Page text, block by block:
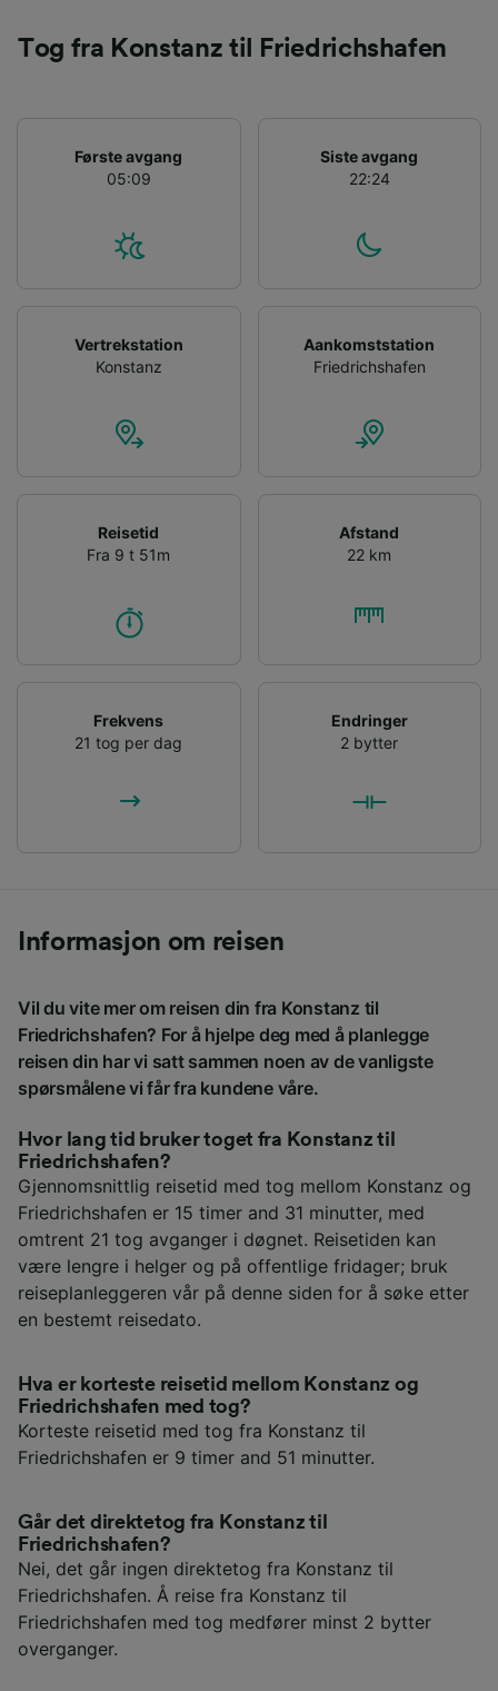
Tog fra Konstanz til Friedrichshafen
Første avgang
05:09
Siste avgang
22:24
Vertrekstation
Konstanz
Aankomststation
Friedrichshafen
Reisetid
Fra 9 t 51m
Afstand
22 km
Frekvens
21 tog per dag
Endringer
2 bytter
Informasjon om reisen
Vil du vite mer om reisen din fra Konstanz til
Friedrichshafen? For å hjelpe deg med å planlegge
reisen din har vi satt sammen noen av de vanligste
spørsmålene vi får fra kundene våre.
Hvor lang tid bruker toget fra Konstanz til
Friedrichshafen?
Gjennomsnittlig reisetid med tog mellom Konstanz og
Friedrichshafen er 15 timer and 31 minutter, med
omtrent 21 tog avganger i døgnet. Reisetiden kan
være lengre i helger og på offentlige fridager; bruk
reiseplanleggeren vår på denne siden for å søke etter
en bestemt reisedato.
Hva er korteste reisetid mellom Konstanz og
Friedrichshafen med tog?
Korteste reisetid med tog fra Konstanz til
Friedrichshafen er 9 timer and 51 minutter.
Går det direktetog fra Konstanz til
Friedrichshafen?
Nei, det går ingen direktetog fra Konstanz til
Friedrichshafen. Å reise fra Konstanz til
Friedrichshafen med tog medfører minst 2 bytter
overganger.